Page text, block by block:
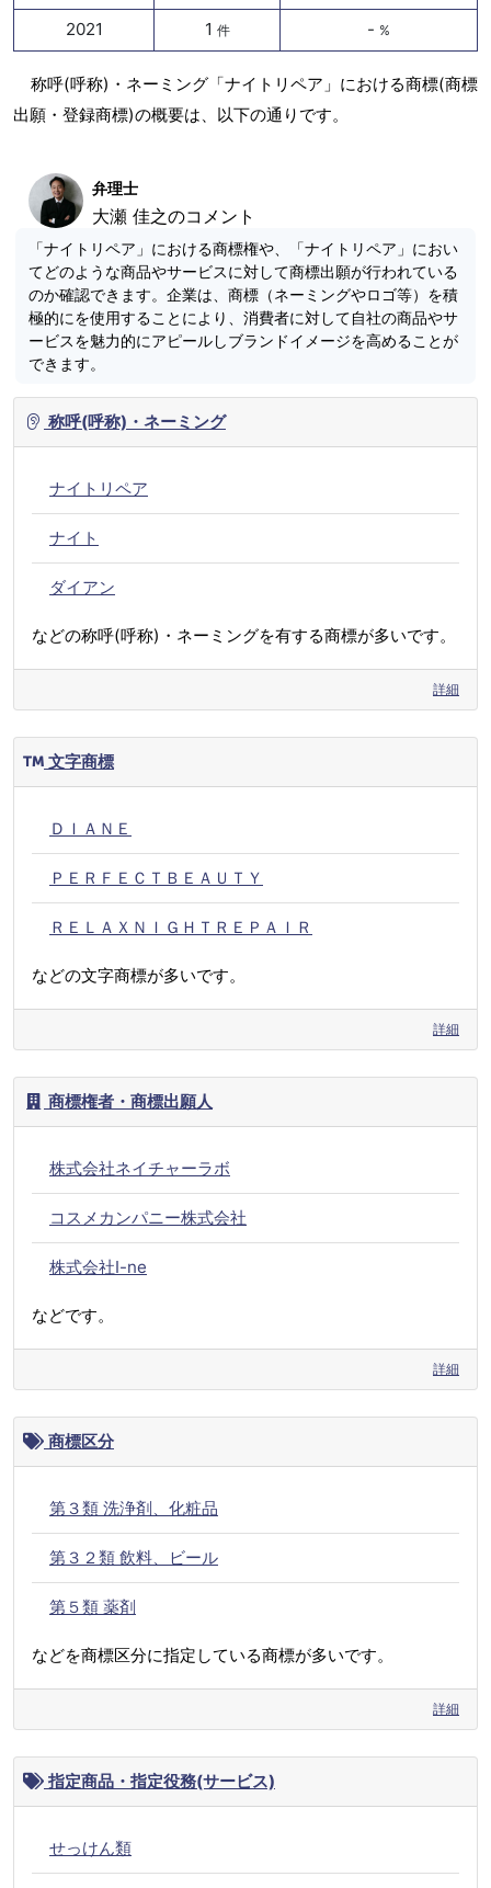
2021 1 件 - %
称呼(呼称)・ネーミング「ナイトリペア」における商標(商標
出願・登録商標)の概要は、以下の通りです。
弁理士
大瀬 佳之のコメント
「ナイトリペア」における商標権や、「ナイトリペア」におい
てどのような商品やサービスに対して商標出願が行われている
のか確認できます。企業は、商標（ネーミングやロゴ等）を積
極的にを使用することにより、消費者に対して自社の商品やサ
ービスを魅力的にアピールしブランドイメージを高めることが
できます。
称呼(呼称)・ネーミング
ナイトリペア
ナイト
ダイアン
などの称呼(呼称)・ネーミングを有する商標が多いです。
詳細
文字商標
ＤＩＡＮＥ
ＰＥＲＦＥＣＴＢＥＡＵＴＹ
ＲＥＬＡＸＮＩＧＨＴＲＥＰＡＩＲ
などの文字商標が多いです。
詳細
商標権者・商標出願人
株式会社ネイチャーラボ
コスメカンパニー株式会社
株式会社I-ne
などです。
詳細
商標区分
第３類 洗浄剤、化粧品
第３２類 飲料、ビール
第５類 薬剤
などを商標区分に指定している商標が多いです。
詳細
指定商品・指定役務(サービス)
せっけん類